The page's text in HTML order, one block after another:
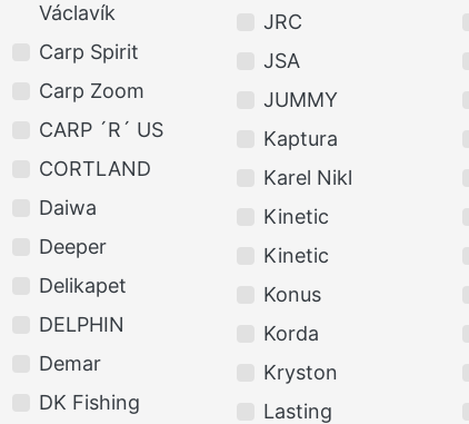
Václavík
Carp Spirit
Carp Zoom
CARP ´R´ US
CORTLAND
Daiwa
Deeper
Delikapet
DELPHIN
Demar
DK Fishing
JRC
JSA
JUMMY
Kaptura
Karel Nikl
Kinetic
Kinetic
Konus
Korda
Kryston
Lasting